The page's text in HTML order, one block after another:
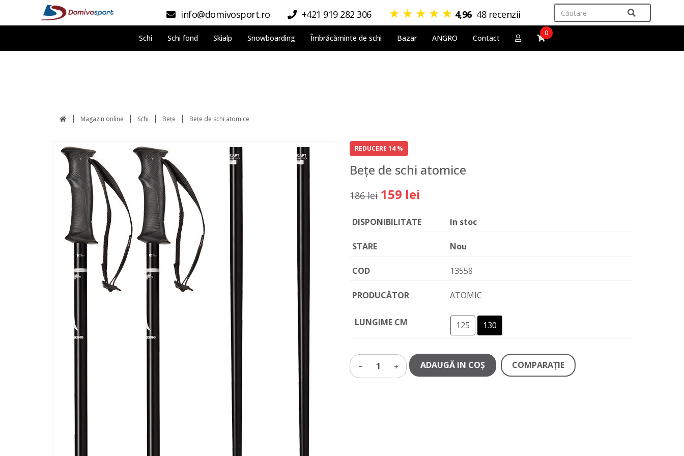
info@domivosport.ro +421 919 282 306 ★ ★ ★ ★ ★ 4,96 48 recenzii
Schi Schi fond Skialp Snowboarding Îmbrăcăminte de schi Bazar ANGRO Contact
0
Magazin online Schi Bețe Bețe de schi atomice
REDUCERE 14 %
Bețe de schi atomice
186 lei 159 lei
DISPONIBILITATE In stoc
STARE Nou
COD 13558
PRODUCĂTOR ATOMIC
LUNGIME CM 125 130
1 ADAUGĂ IN COŞ COMPARAŢIE